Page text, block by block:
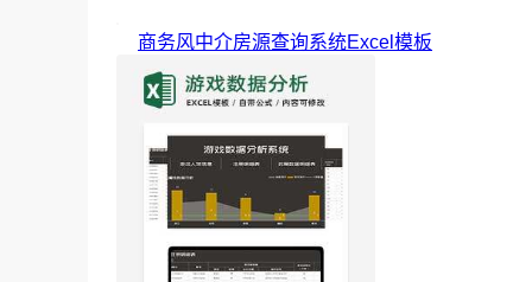
商务风中介房源查询系统Excel模板